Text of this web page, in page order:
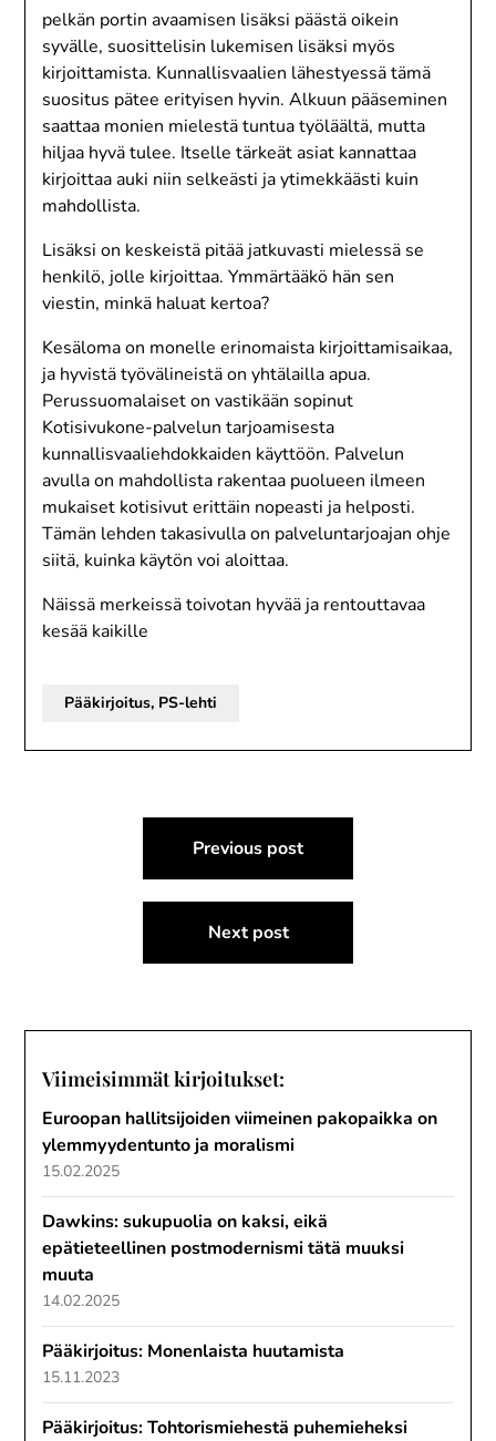
pelkän portin avaamisen lisäksi päästä oikein
syvälle, suosittelisin lukemisen lisäksi myös
kirjoittamista. Kunnallisvaalien lähestyessä tämä
suositus pätee erityisen hyvin. Alkuun pääseminen
saattaa monien mielestä tuntua työläältä, mutta
hiljaa hyvä tulee. Itselle tärkeät asiat kannattaa
kirjoittaa auki niin selkeästi ja ytimekkäästi kuin
mahdollista.
Lisäksi on keskeistä pitää jatkuvasti mielessä se
henkilö, jolle kirjoittaa. Ymmärtääkö hän sen
viestin, minkä haluat kertoa?
Kesäloma on monelle erinomaista kirjoittamisaikaa,
ja hyvistä työvälineistä on yhtälailla apua.
Perussuomalaiset on vastikään sopinut
Kotisivukone-palvelun tarjoamisesta
kunnallisvaaliehdokkaiden käyttöön. Palvelun
avulla on mahdollista rakentaa puolueen ilmeen
mukaiset kotisivut erittäin nopeasti ja helposti.
Tämän lehden takasivulla on palveluntarjoajan ohje
siitä, kuinka käytön voi aloittaa.
Näissä merkeissä toivotan hyvää ja rentouttavaa
kesää kaikille
Pääkirjoitus, PS-lehti
navigation
Previous post
Next post
Viimeisimmät kirjoitukset:
Euroopan hallitsijoiden viimeinen pakopaikka on
ylemmyydentunto ja moralismi
15.02.2025
Dawkins: sukupuolia on kaksi, eikä
epätieteellinen postmodernismi tätä muuksi
muuta
14.02.2025
Pääkirjoitus: Monenlaista huutamista
15.11.2023
Pääkirjoitus: Tohtorismiehestä puhemieheksi